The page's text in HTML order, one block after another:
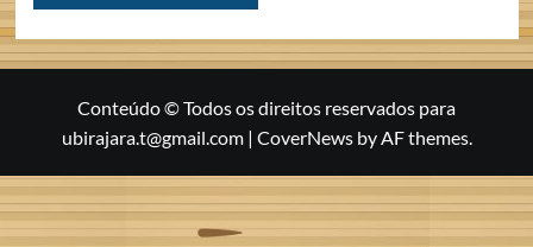
Conteúdo © Todos os direitos reservados para
ubirajara.t@gmail.com | CoverNewsby AF themes.